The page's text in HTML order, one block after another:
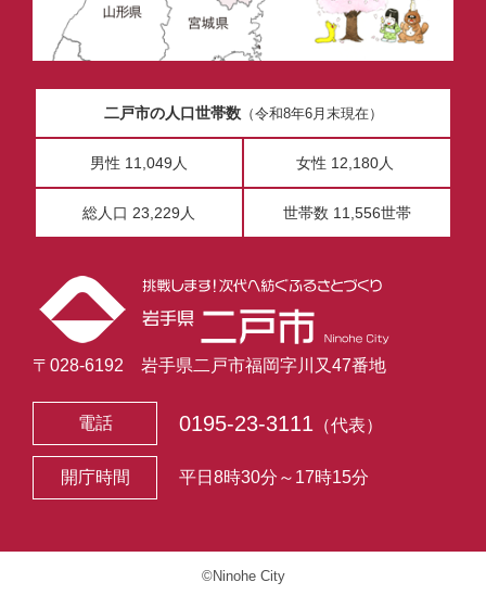
二戸市の人口世帯数（令和8年6月末現在）
男性 11,049人 女性 12,180人
総人口 23,229人 世帯数 11,556世帯
〒028-6192 岩手県二戸市福岡字川又47番地
電話 0195-23-3111 （代表）
開庁時間 平日8時30分～17時15分
©Ninohe City